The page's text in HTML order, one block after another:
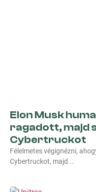
Elon Musk
ragadott, majd
Cybertruckot
Félelmetes végignézni,
Cybertruckot, majd